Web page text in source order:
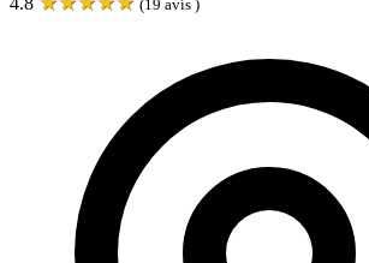
(19 avis )